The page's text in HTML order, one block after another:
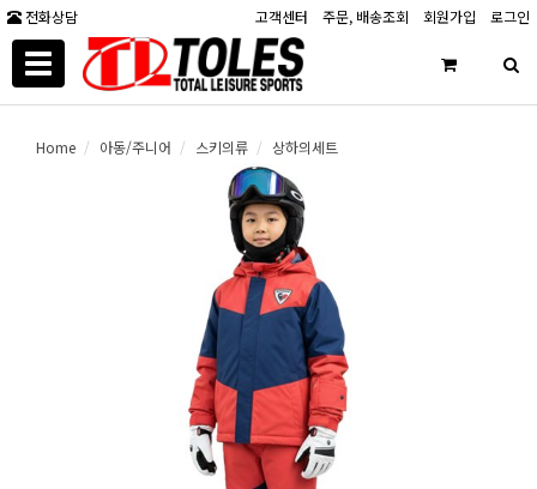
전화상담 로그인
회원가입
주문, 배송조회
고객센터
Toggle
navigation
Home 아동/주니어 스키의류 상하의세트